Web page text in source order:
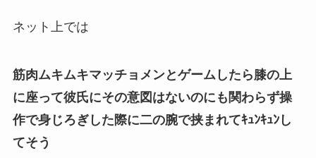
ネット上では
筋肉ムキムキマッチョメンとゲームしたら膝の上
に座って彼氏にその意図はないのにも関わらず操
作で身じろぎした際に二の腕で挟まれてｷｭﾝｷｭﾝし
てそう